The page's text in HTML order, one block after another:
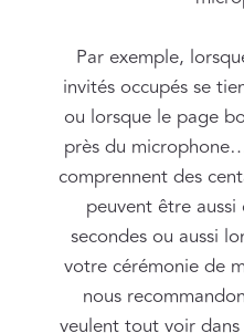
Par exemple,
invités occupés se
ou lorsque le page
près du
comprennent des
peuvent être
secondes ou aussi
votre cérémonie de
nous
veulent tout voir